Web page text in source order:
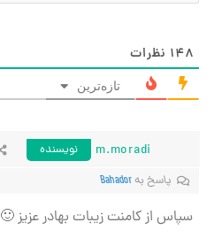
۱۴۸ نظرات
تازه‌ترین
m.moradi
نویسنده
پاسخ بهBahador
سپاس از کامنت زیبات بهادر عزیز 🙂